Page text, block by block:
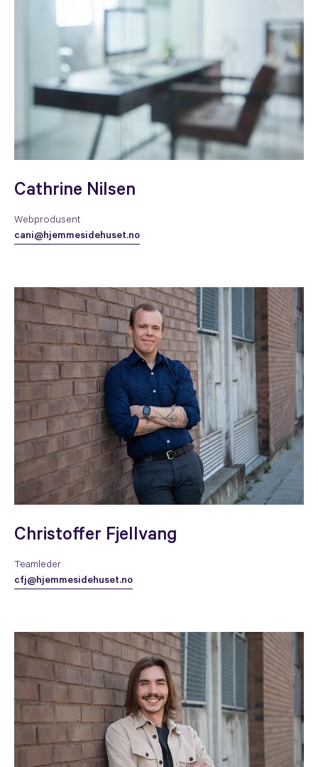
Cathrine Nilsen
Webprodusent
cani@hjemmesidehuset.no
Christoffer Fjellvang
Teamleder
cfj@hjemmesidehuset.no